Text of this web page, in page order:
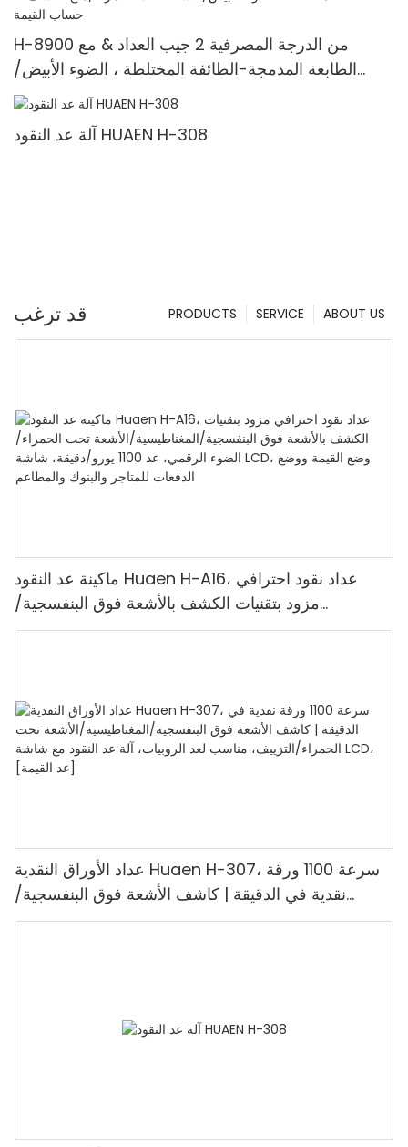
H-8900 من الدرجة المصرفية 2 جيب العداد & مع
الطابعة المدمجة-الطائفة المختلطة ، الضوء الأبيض/
الأشعة تحت الحمراء/ملغ الكشف & حساب القيمة
آلة عد النقود HUAEN H-308
قد ترغب ABOUT US
SERVICE
PRODUCTS
ماكينة عد النقود Huaen H-A16، عداد نقود احترافي
مزود بتقنيات الكشف بالأشعة فوق البنفسجية/
المغناطيسية/الأشعة تحت الحمراء/الضوء الرقمي، عد
عداد الأوراق النقدية Huaen H-307، سرعة 1100 ورقة
نقدية في الدقيقة | كاشف الأشعة فوق البنفسجية/
المغناطيسية/الأشعة تحت الحمراء/التزييف، مناسب لعد